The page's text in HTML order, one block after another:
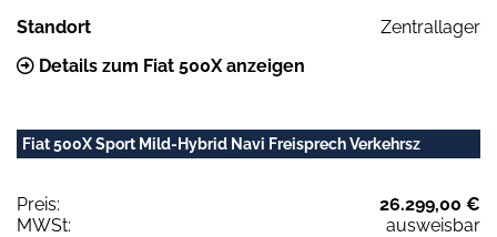
Standort
Zentrallager
Details zum Fiat 500X anzeigen
Fiat 500X Sport Mild-Hybrid Navi Freisprech Verkehrsz
Preis:
26.299,00 €
MWSt:
ausweisbar